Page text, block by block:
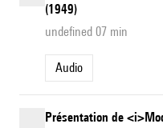
(1949)
undefined 07 min
Audio
Présentation de